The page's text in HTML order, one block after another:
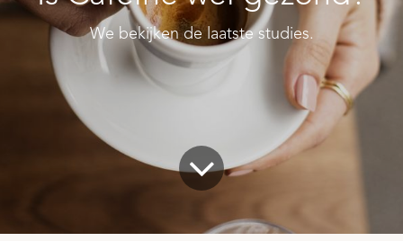
We bekijken de laatste studies.